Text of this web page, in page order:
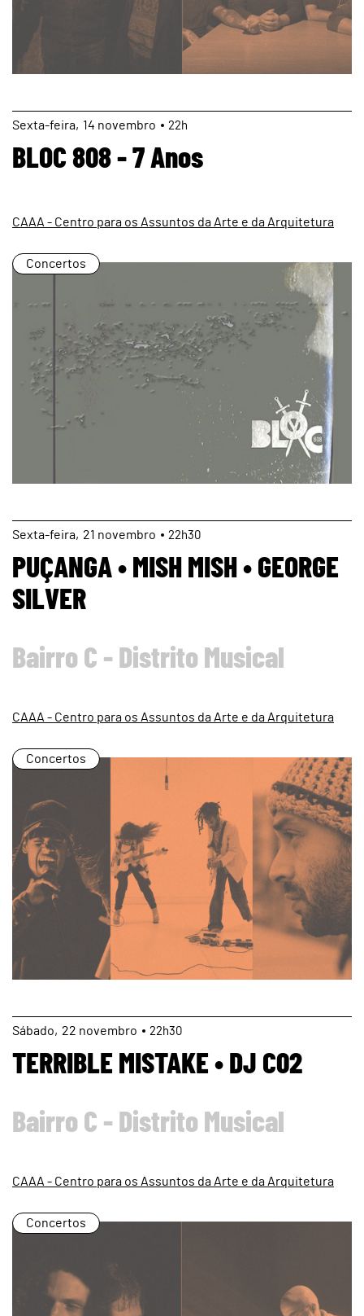
page
14 novembro
Sexta 22h
BLOC 808 - 7 Anos
CAAA - Centro para os Assuntos da Arte e da Arquitetura
Concertos
page
21 novembro
Sexta 22h30
PUÇANGA • MISH MISH • GEORGE
SILVER
Bairro C - Distrito Musical
CAAA - Centro para os Assuntos da Arte e da Arquitetura
Concertos
page
22 novembro
Sábado 22h30
TERRIBLE MISTAKE • DJ C02
Bairro C - Distrito Musical
CAAA - Centro para os Assuntos da Arte e da Arquitetura
Concertos